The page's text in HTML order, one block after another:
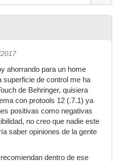
ahorrando para un home
superficie de control me ha
de Behringer, quisiera
con protools 12 (.7.1) ya
positivas como negativas
no creo que nadie este
saber opiniones de la gente
dentro de ese